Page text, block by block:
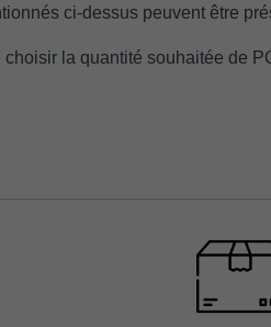
ci-dessus peuvent être
la quantité souhaitée de